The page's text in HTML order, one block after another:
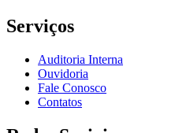
Serviços
Auditoria Interna
Ouvidoria
Fale Conosco
Contatos